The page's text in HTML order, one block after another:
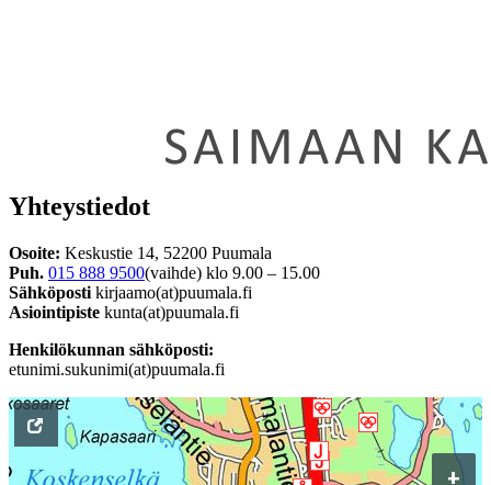
Yhteystiedot
Osoite: Keskustie 14, 52200 Puumala
Puh. 015 888 9500(vaihde) klo 9.00 – 15.00
Sähköposti kirjaamo(at)puumala.fi
Asiointipiste kunta(at)puumala.fi
Henkilökunnan sähköposti:
etunimi.sukunimi(at)puumala.fi